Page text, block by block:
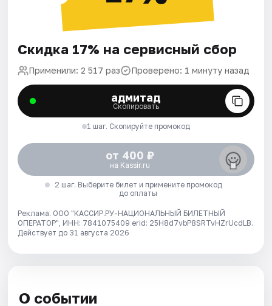
Скидка 17% на сервисный сбор
Применили: 2 517 раз Проверено: 1 минуту назад
адмитад
Скопировать
1 шаг. Скопируйте промокод
от 400 ₽
на Kassir.ru
2 шаг. Выберите билет и примените промокод
до оплаты
Реклама. ООО "КАССИР.РУ-НАЦИОНАЛЬНЫЙ БИЛЕТНЫЙ
ОПЕРАТОР", ИНН: 7841075409 erid: 25H8d7vbP8SRTvHZrUcdLB.
Действует до 31 августа 2026
О событии